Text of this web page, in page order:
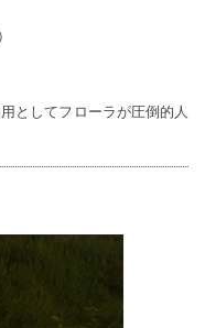
としてフローラが圧倒的人